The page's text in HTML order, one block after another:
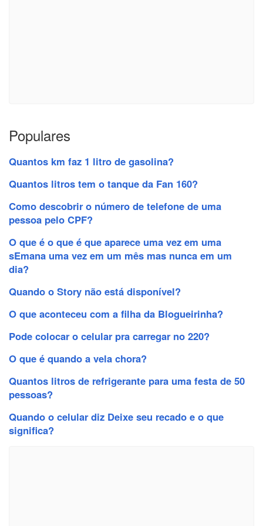
Populares
Quantos km faz 1 litro de gasolina?
Quantos litros tem o tanque da Fan 160?
Como descobrir o número de telefone de uma
pessoa pelo CPF?
O que é o que é que aparece uma vez em uma
sEmana uma vez em um mês mas nunca em um
dia?
Quando o Story não está disponível?
O que aconteceu com a filha da Blogueirinha?
Pode colocar o celular pra carregar no 220?
O que é quando a vela chora?
Quantos litros de refrigerante para uma festa de 50
pessoas?
Quando o celular diz Deixe seu recado e o que
significa?